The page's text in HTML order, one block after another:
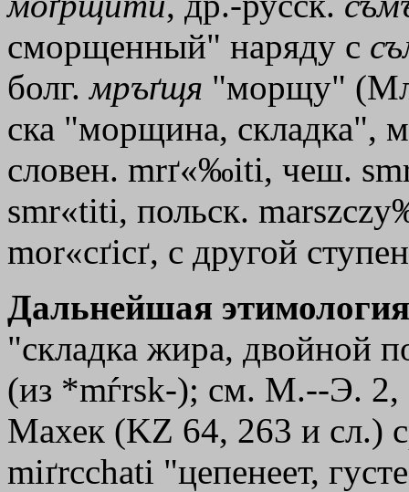
сморщенный" наряду с
болг.мръґщя "морщу"
ска "морщина, складка",
словен. mrґ«‰iti, чеш.
smr«titi, польск.
mor«cґicґ, с другой
Дальнейшая
"складка жира, двойной
(из *mѓrsk-); см. М.--Э. 2,
Махек (KZ 64, 263 и сл.)
mіґrcchati "цепенеет,